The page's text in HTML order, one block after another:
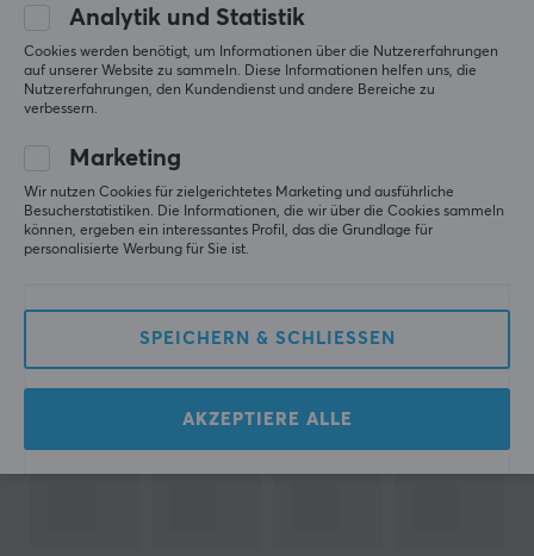
MEHR ANZEIGEN...
Zeigen1-10 von 10Produkte
Analytik und Statistik
Cookies werden benötigt, um Informationen über die Nutzererfahrungen
auf unserer Website zu sammeln. Diese Informationen helfen uns, die
Nutzererfahrungen, den Kundendienst und andere Bereiche zu
verbessern.
Marketing
Wir nutzen Cookies für zielgerichtetes Marketing und ausführliche
Besucherstatistiken. Die Informationen, die wir über die Cookies sammeln
können, ergeben ein interessantes Profil, das die Grundlage für
personalisierte Werbung für Sie ist.
SPEICHERN & SCHLIESSEN
AKZEPTIERE ALLE